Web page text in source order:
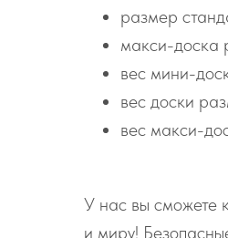
размер
макси-доска
вес мини-
вес доски
вес макси-
У нас вы сможете
и миру!